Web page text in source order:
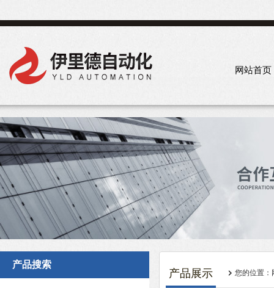
网站首页
产品搜索
产品展示 您的位置：